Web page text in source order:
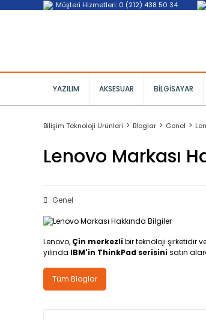
Müşteri Hizmetleri: 0 (212) 438 50 34
YAZILIM AKSESUAR BILGISAYAR
Bilişim Teknoloji Ürünleri Bloglar Genel
Lenovo Markası
Genel
Lenovo, Çin merkezlibir teknoloji şirketidir
yılında IBM'in ThinkPad serisinisatın
Tüm Bloglar